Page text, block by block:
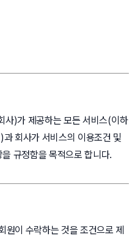
사)가 제공하는 모든 서비스(이하
회사가 서비스의 이용조건 및
규정함을 목적으로 합니다.
원이 수락하는 것을 조건으로 제